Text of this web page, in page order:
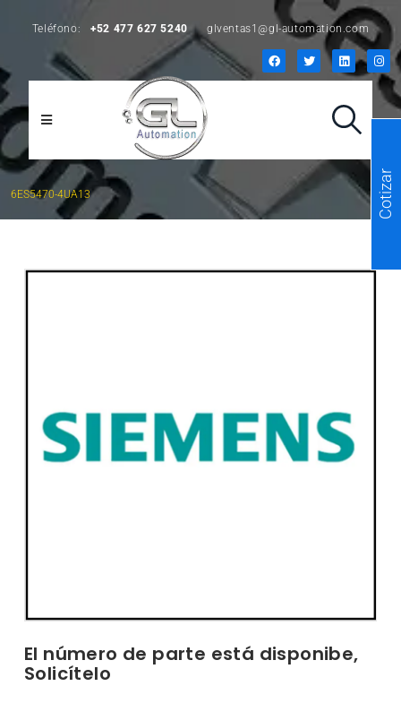
Teléfono: +52 477 627 5240 glventas1@gl-automation.com
6ES5470-4UA13
El número de parte está disponibe,
Solicítelo
Cotizar